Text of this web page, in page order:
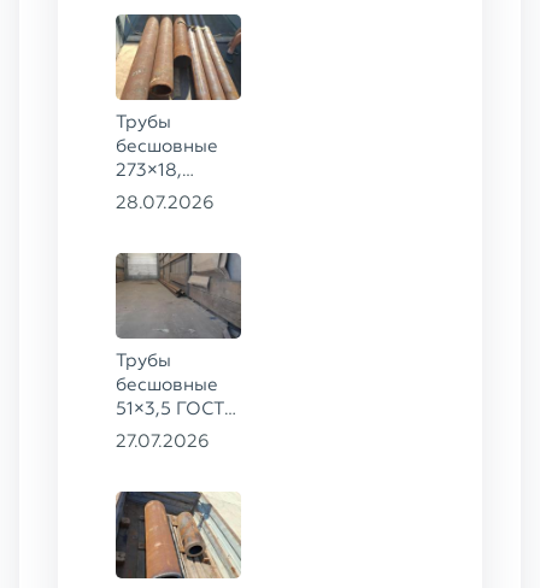
Трубы
бесшовные
273×18,
168×12 ГОСТ
28.07.2026
Трубы
бесшовные
51×3,5 ГОСТ
8732-78, ст.
27.07.2026